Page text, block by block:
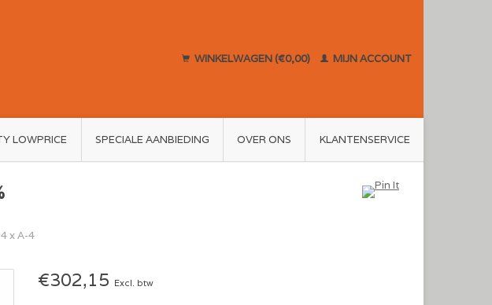
WINKELWAGEN (€0,00) MIJN ACCOUNT
LOWPRICE SPECIALE AANBIEDING OVER ONS KLANTENSERVICE
x A-4
€302,15 Excl. btw